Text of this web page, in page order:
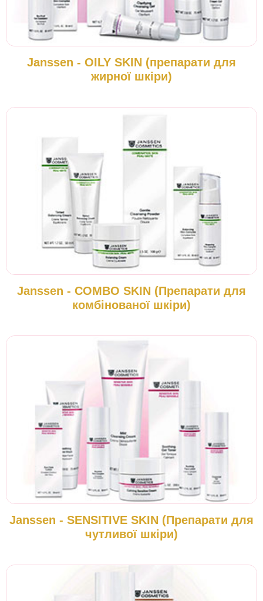
Janssen - OILY SKIN (препарати для
жирної шкіри)
Janssen - COMBO SKIN (Препарати для
комбінованої шкіри)
Janssen - SENSITIVE SKIN (Препарати для
чутливої шкіри)